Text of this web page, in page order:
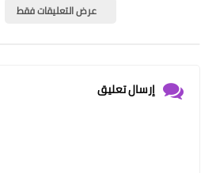
عرض التعليقات فقط
إرسال تعليق